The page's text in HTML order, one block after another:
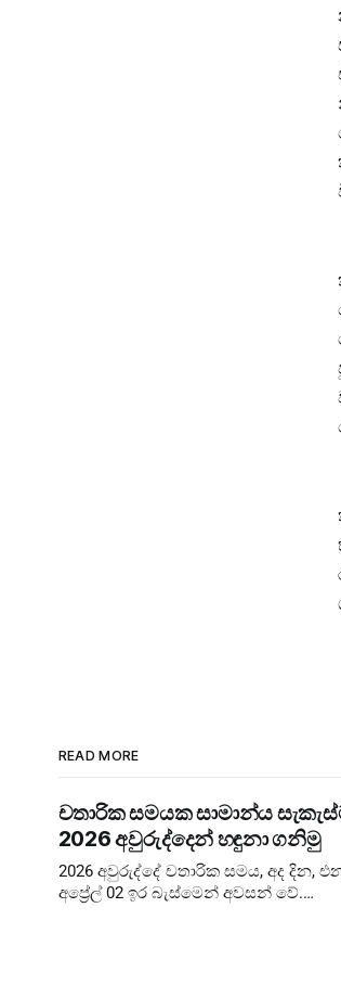
READ MORE
චතාරික සමයක සාමාන්ය
2026 අවුරුද්දෙන් හඳුනා ගනිමු
2026 අවුරුද්දේ චතාරික සමය, අද දින,
අප්‍රේල් 02 ඉර බැස්මෙන් අවසන් වේ.